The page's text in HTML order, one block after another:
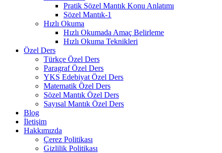
Pratik Sözel Mantık Konu Anlatımı
Sözel Mantık-1
Hızlı Okuma
Hızlı Okumada Amaç Belirleme
Hızlı Okuma Teknikleri
Özel Ders
Türkçe Özel Ders
Paragraf Özel Ders
YKS Edebiyat Özel Ders
Matematik Özel Ders
Sözel Mantık Özel Ders
Sayısal Mantık Özel Ders
Blog
İletişim
Hakkımızda
Çerez Politikası
Gizlilik Politikası